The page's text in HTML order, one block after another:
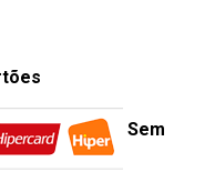
Sem